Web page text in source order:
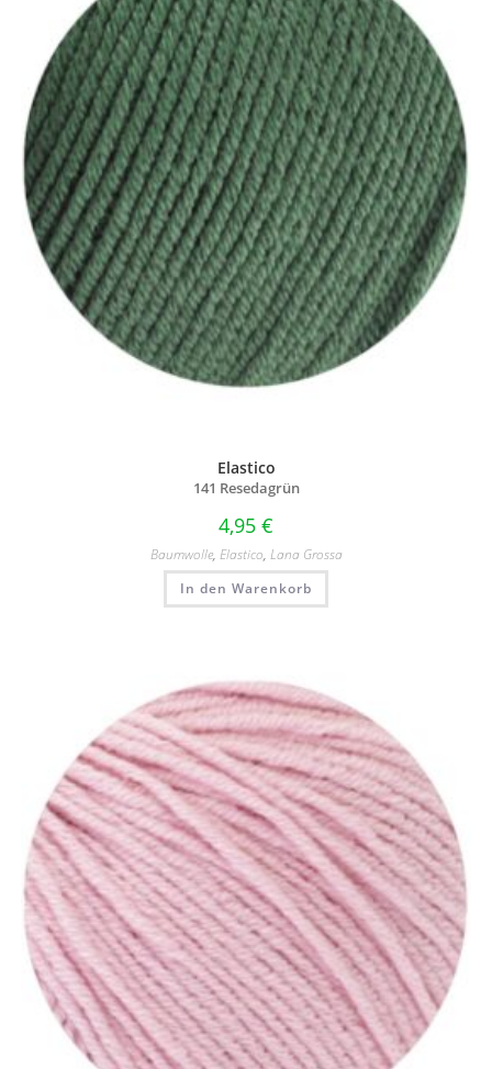
Elastico
141 Resedagrün
4,95 €
Baumwolle, Elastico, Lana Grossa
In den Warenkorb